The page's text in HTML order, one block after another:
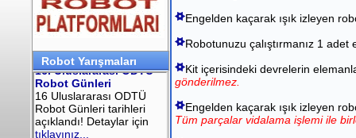
Robot Yarışmaları
Engelden kaçarak ışık izleyen
Robotunuzu çalıştırmanız 1
Kit içerisindeki devrelerin
gönderilmez.
Engelden kaçarak ışık izleyen
Tüm parçalar vidalama işlemi ile